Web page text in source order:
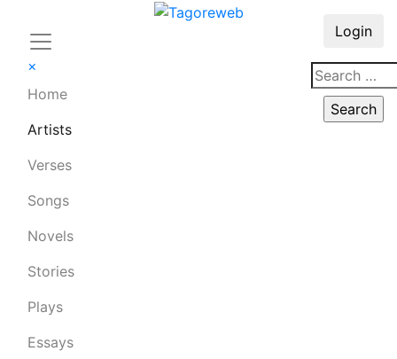
×
Home
Artists
Verses
Songs
Novels
Stories
Plays
Essays
Login